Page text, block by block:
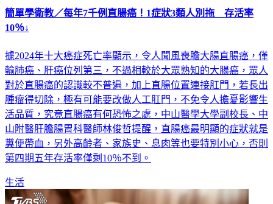
簡單學衛教／每年7千例直腸癌！1症狀3類人別拖 存活率
10％↓
據2024年十大癌症死亡率顯示，令人聞風喪膽大腸直腸癌，僅
輸肺癌、肝癌位列第三，不過相較於大眾熟知的大腸癌，眾人
對於直腸癌的認識較不普遍，加上直腸位置連接肛門，若長出
腫瘤得切除，極有可能要改做人工肛門，不免令人擔憂影響生
活品質，究竟直腸癌有何恐怖之處，中山醫學大學副校長、中
山附醫肝膽腸胃科醫師林俊哲提醒，直腸癌最明顯的症狀就是
糞便帶血，另外高齡者、家族史、息肉等也要特別小心，否則
第四期五年存活率僅剩10％不到。
生活